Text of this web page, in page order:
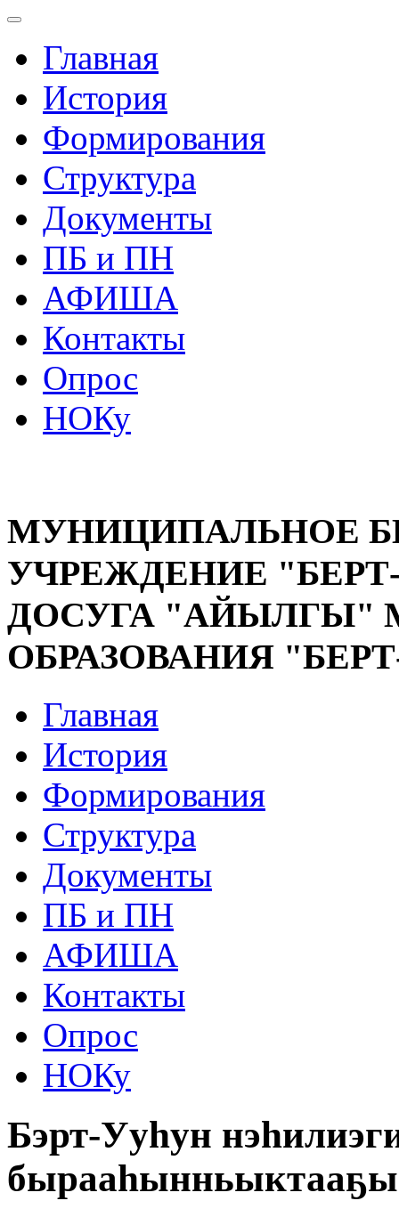
Главная
История
Формирования
Структура
Документы
ПБ и ПН
АФИША
Контакты
Опрос
НОКу
МУНИЦИПАЛЬНОЕ
УЧРЕЖДЕНИЕ
ДОСУГА "АЙЫЛГЫ"
ОБРАЗОВАНИЯ
Главная
История
Формирования
Структура
Документы
ПБ и ПН
АФИША
Контакты
Опрос
НОКу
Бэрт-Ууһун
бырааһынньыктааҕы